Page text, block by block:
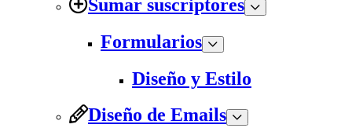
Sumar suscriptores
Formularios
Diseño y Estilo
Diseño de Emails